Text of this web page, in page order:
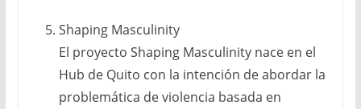
Shaping Masculinity
El proyecto Shaping Masculinity nace en el
Hub de Quito con la intención de abordar la
problemática de violencia basada en